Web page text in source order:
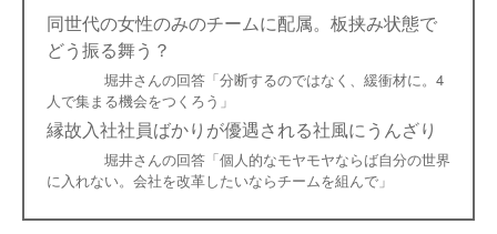
同世代の女性のみのチームに配属。板挟み状態で
どう振る舞う？
堀井さんの回答「分断するのではなく、緩衝材に。4
人で集まる機会をつくろう」
縁故入社社員ばかりが優遇される社風にうんざり
堀井さんの回答「個人的なモヤモヤならば自分の世界
に入れない。会社を改革したいならチームを組んで」